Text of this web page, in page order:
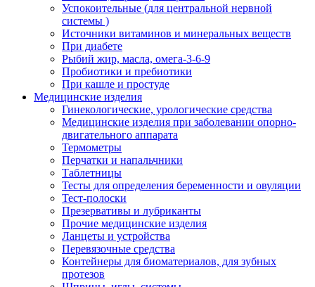
Успокоительные (для центральной нервной
системы )
Источники витаминов и минеральных веществ
При диабете
Рыбий жир, масла, омега-3-6-9
Пробиотики и пребиотики
При кашле и простуде
Медицинские изделия
Гинекологические, урологические средства
Медицинские изделия при заболевании опорно-
двигательного аппарата
Термометры
Перчатки и напальчники
Таблетницы
Тесты для определения беременности и овуляции
Тест-полоски
Презервативы и лубриканты
Прочие медицинские изделия
Ланцеты и устройства
Перевязочные средства
Контейнеры для биоматериалов, для зубных
протезов